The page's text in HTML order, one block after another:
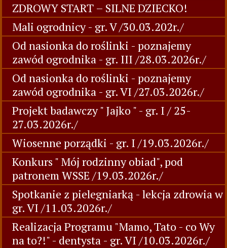
ZDROWY START – SILNE DZIECKO!
Mali ogrodnicy - gr. V /30.03.202r./
Od nasionka do roślinki - poznajemy
zawód ogrodnika - gr. III /28.03.2026r./
Od nasionka do roślinki - poznajemy
zawód ogrodnika - gr. VI /27.03.2026r./
Projekt badawczy " Jajko " - gr. I / 25-
27.03.2026r./
Wiosenne porządki - gr. I /19.03.2026r./
Konkurs " Mój rodzinny obiad", pod
patronem WSSE /19.03.2026r./
Spotkanie z pielegniarką - lekcja zdrowia w
gr. VI /11.03.2026r./
Realizacja Programu "Mamo, Tato - co Wy
na to?!" - dentysta - gr. VI /10.03.2026r./